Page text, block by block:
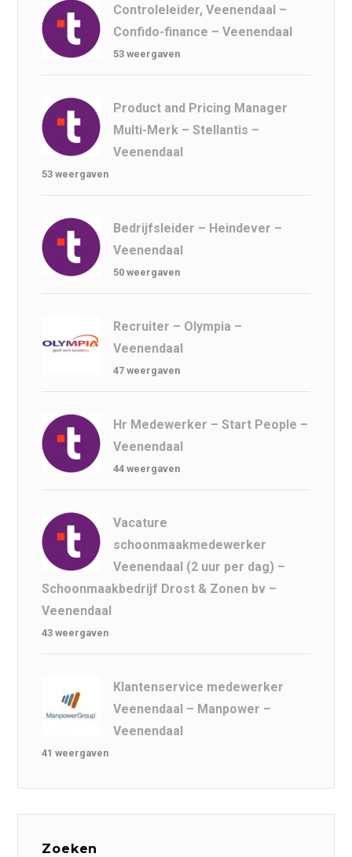
Controleleider, Veenendaal –
Confido-finance – Veenendaal
53 weergaven
Product and Pricing Manager
Multi-Merk – Stellantis –
Veenendaal
53 weergaven
Bedrijfsleider – Heindever –
Veenendaal
50 weergaven
Recruiter – Olympia –
Veenendaal
47 weergaven
Hr Medewerker – Start People –
Veenendaal
44 weergaven
Vacature
schoonmaakmedewerker
Veenendaal (2 uur per dag) –
Schoonmaakbedrijf Drost & Zonen bv –
Veenendaal
43 weergaven
Klantenservice medewerker
Veenendaal – Manpower –
Veenendaal
41 weergaven
Zoeken